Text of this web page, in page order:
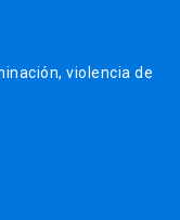
violencia de